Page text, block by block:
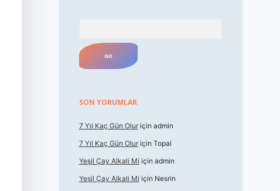
SON YORUMLAR
7 Yıl Kaç Gün Oluriçin admin
7 Yıl Kaç Gün Oluriçin Topal
Yeşil Çay Alkali Mi için admin
Yeşil Çay Alkali Mi için Nesrin